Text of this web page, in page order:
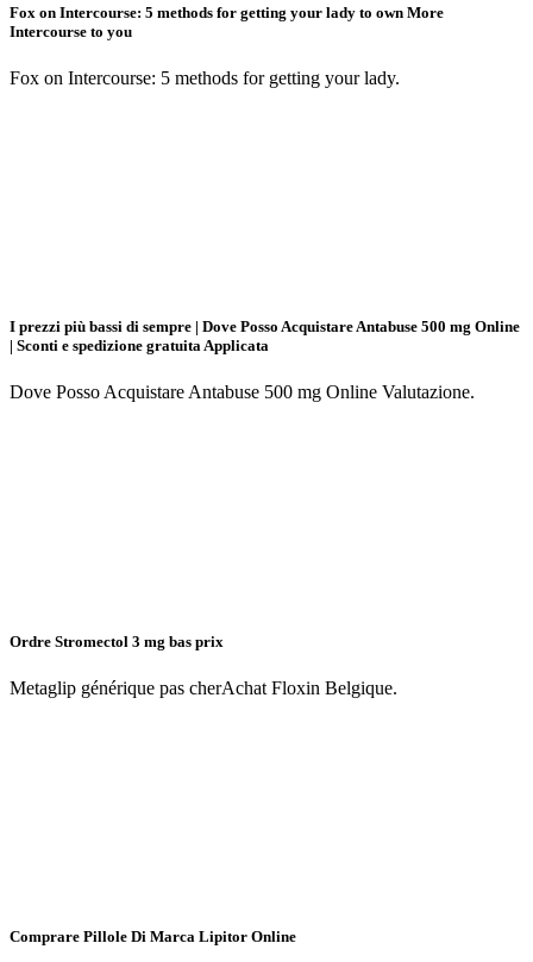
Fox on Intercourse: 5 methods for getting your lady to own More
Intercourse to you
Fox on Intercourse: 5 methods for getting your lady.
I prezzi più bassi di sempre | Dove Posso Acquistare Antabuse 500 mg Online
| Sconti e spedizione gratuita Applicata
Dove Posso Acquistare Antabuse 500 mg Online Valutazione.
Ordre Stromectol 3 mg bas prix
Metaglip générique pas cherAchat Floxin Belgique.
Comprare Pillole Di Marca Lipitor Online